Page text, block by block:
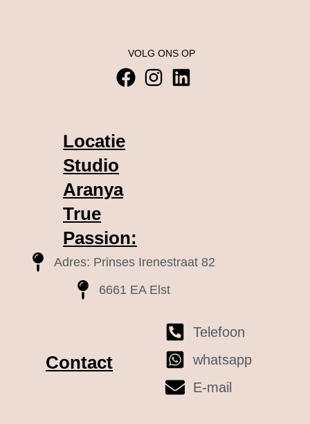
VOLG ONS OP
Locatie
Studio
Aranya
True
Passion:
Adres: Prinses Irenestraat 82
6661 EA Elst
Contact
Telefoon
whatsapp
E-mail